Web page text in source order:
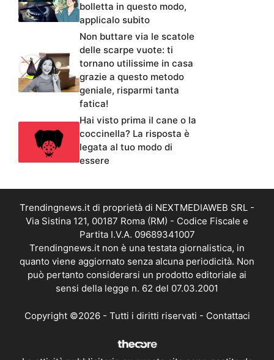
bolletta in questo modo,
applicalo subito
Non buttare via le scatole
delle scarpe vuote: ti
tornano utilissime in casa
grazie a questo metodo
geniale, risparmi tanta
fatica!
Hai visto prima il cane o la
coccinella? La risposta è
legata al tuo modo di
essere
Trendingnews.it di proprietà di NEXTMEDIAWEB SRL -
Via Sistina 121, 00187 Roma (RM) - Codice Fiscale e
Partita I.V.A. 09689341007
Trendingnews.it non è una testata giornalistica, in
quanto viene aggiornato senza alcuna periodicità. Non
può pertanto considerarsi un prodotto editoriale ai
sensi della legge n. 62 del 07.03.2001
Copyright ©2026 - Tutti i diritti riservati - Contattaci